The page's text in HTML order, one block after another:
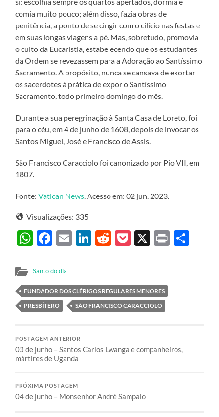
comia muito pouco; além disso, fazia obras de
penitência, a ponto de se cingir com o cilício nas festas e
em suas longas viagens a pé. Mas, sobretudo, promovia
o culto da Eucaristia, estabelecendo que os estudantes
da Ordem se revezassem para a Adoração ao Santíssimo
Sacramento. A propósito, nunca se cansava de exortar
os sacerdotes à prática de expor o Santíssimo
Sacramento, todo primeiro domingo do mês.
Durante a sua peregrinação à Santa Casa de Loreto, foi
para o céu, em 4 de junho de 1608, depois de invocar os
Santos Miguel, José e Francisco de Assis.
São Francisco Caracciolo foi canonizado por Pio VII, em
1807.
Fonte:Vatican News . Acesso em: 02 jun. 2023.
Visualizações: 335
WhatsApp
Facebook
EmailLinkedIn
Reddit
Pocket
X Print
Santo do dia
FUNDADOR DOS CLÉRIGOS REGULARES MENORES
PRESBÍTERO
SÃO FRANCISCO CARACCIOLO
POSTAGEM ANTERIOR
03 de junho – Santos Carlos Lwanga e companheiros,
mártires de Uganda
PRÓXIMA POSTAGEM
04 de junho – Monsenhor André Sampaio